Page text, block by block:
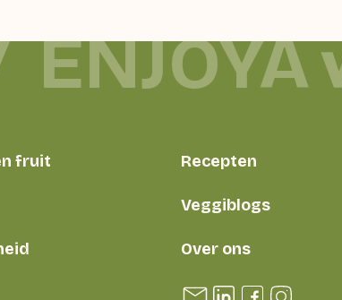
ENJOYA
fruit Recepten
Veggiblogs
Over ons